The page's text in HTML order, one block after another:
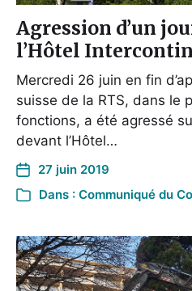
Agression d’un
l’Hôtel
Mercredi 26 juin en fin
suisse de la RTS, dans le
fonctions, a été agressé
devant l’Hôtel…
27 juin 2019
Dans : Communiqué du